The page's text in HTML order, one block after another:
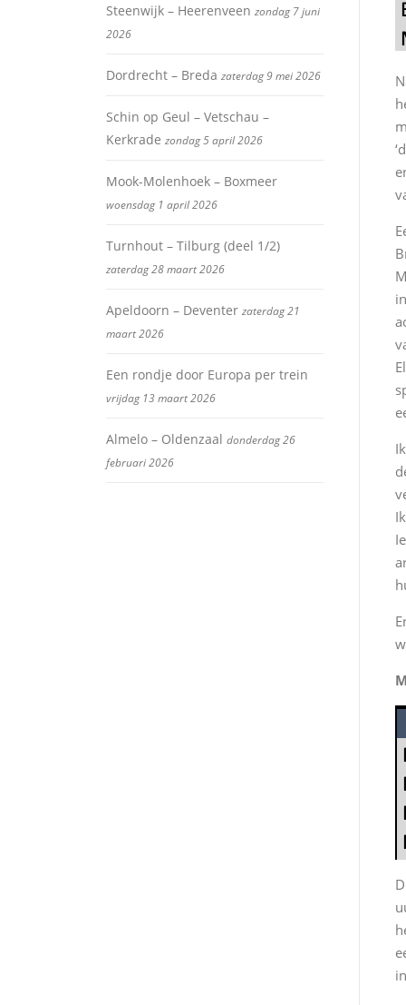
Steenwijk – Heerenveen zondag 7 juni
2026
Dordrecht – Breda zaterdag 9 mei 2026
Schin op Geul – Vetschau –
Kerkrade zondag 5 april 2026
Mook-Molenhoek – Boxmeer
woensdag 1 april 2026
Turnhout – Tilburg (deel 1/2)
zaterdag 28 maart 2026
Apeldoorn – Deventer zaterdag 21
maart 2026
Een rondje door Europa per trein
vrijdag 13 maart 2026
Almelo – Oldenzaal donderdag 26
februari 2026